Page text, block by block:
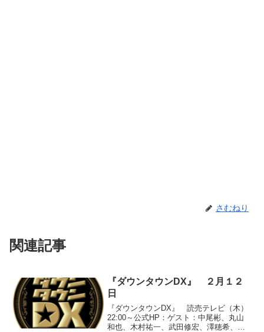
さむねり
関連記事
『ダウンタウンDX』 ２月１２
日
『ダウンタウンDX』 読売テレビ（木）
22:00～公式HP：ゲスト：中尾彬、丸山
和也、木村祐一、武田修宏、澤穂希、荒